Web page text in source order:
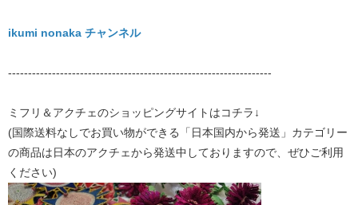
ikumi nonaka チャンネル
------------------------------------------------------------------
ミフリ＆アクチェのショッピングサイトはコチラ↓
(国際送料なしでお買い物ができる「日本国内から発送」カテゴリー
の商品は日本のアクチェから発送中しておりますので、ぜひご利用
ください)